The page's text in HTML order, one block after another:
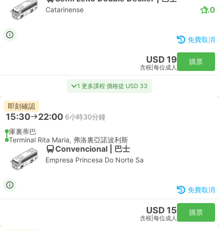
Catarinense 1.0
免費取消
USD 19
含税 每位成人
購票
1 更多課程 價格從 USD 33
即刻確認
15:30 22:00 6小時30分鐘
庫裏蒂巴
Terminal Rita Maria, 弗洛裏亞諾波利斯
Convencional | 巴士
Empresa Princesa Do Norte Sa
免費取消
USD 15
含税 每位成人
購票